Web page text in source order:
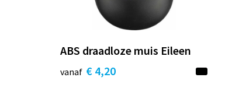
ABS draadloze muis Eileen
vanaf € 4,20